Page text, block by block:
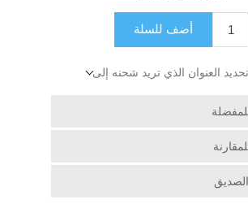
أضف للسلة
العنوان الذي تريد شحنه إلى